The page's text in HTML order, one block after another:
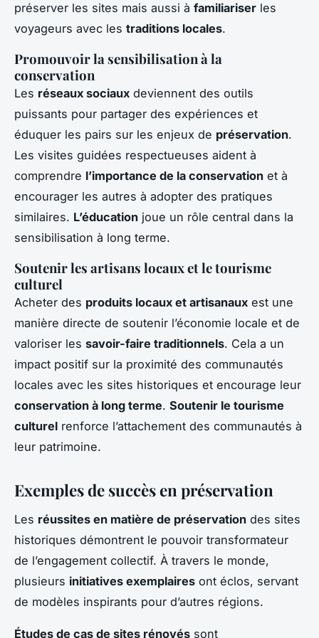
préserver les sites mais aussi à familiariser les
voyageurs avec les traditions locales.
Promouvoir la sensibilisation à la
conservation
Les réseaux sociaux deviennent des outils
puissants pour partager des expériences et
éduquer les pairs sur les enjeux de préservation.
Les visites guidées respectueuses aident à
comprendre l’importance de la conservation et à
encourager les autres à adopter des pratiques
similaires. L’éducation joue un rôle central dans la
sensibilisation à long terme.
Soutenir les artisans locaux et le tourisme
culturel
Acheter des produits locaux et artisanaux est une
manière directe de soutenir l’économie locale et de
valoriser les savoir-faire traditionnels. Cela a un
impact positif sur la proximité des communautés
locales avec les sites historiques et encourage leur
conservation à long terme. Soutenir le tourisme
culturel renforce l’attachement des communautés à
leur patrimoine.
Exemples de succès en préservation
Les réussites en matière de préservation des sites
historiques démontrent le pouvoir transformateur
de l’engagement collectif. À travers le monde,
plusieurs initiatives exemplaires ont éclos, servant
de modèles inspirants pour d’autres régions.
Études de cas de sites rénovés sont